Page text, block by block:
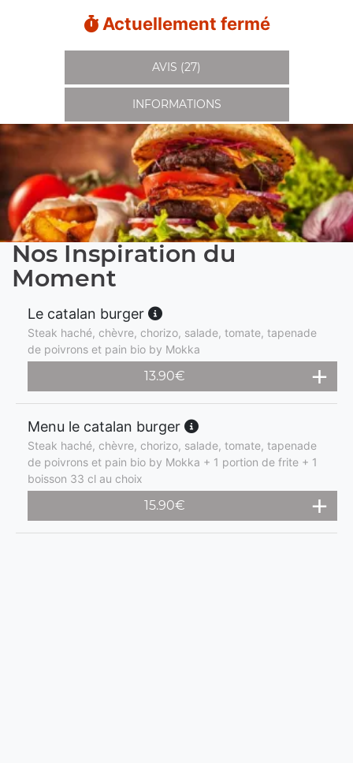
Actuellement fermé
AVIS (27)
INFORMATIONS
Nos Inspiration du
Moment
Le catalan burger
Steak haché, chèvre, chorizo, salade, tomate, tapenade
de poivrons et pain bio by Mokka
13.90€
Menu le catalan burger
Steak haché, chèvre, chorizo, salade, tomate, tapenade
de poivrons et pain bio by Mokka + 1 portion de frite + 1
boisson 33 cl au choix
15.90€